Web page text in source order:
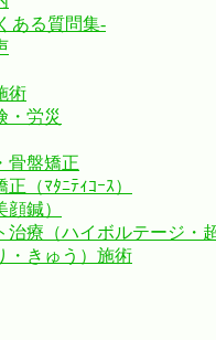
ある質問集-
術
・労災
骨盤矯正
（ﾏﾀﾆﾃｨｺｰｽ）
鍼）
治療（ハイボルテージ・
・きゅう）施術